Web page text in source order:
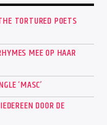
TORTURED POETS
MEE OP HAAR
‘MASC’
DOOR DE